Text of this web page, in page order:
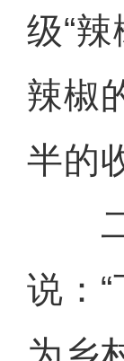
级“
辣椒
半的
二
说：